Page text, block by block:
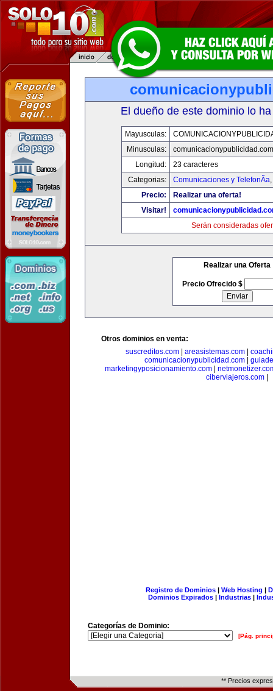
El dueño de este dominio lo
Mayusculas:
Minusculas:
comunicacionypublicidad.com
Longitud:
23 caracteres
Categorias:
Comunicaciones y TelefonÃ­a,
Precio:
Realizar una oferta!
Visitar!
Serán consideradas
Realizar una Oferta
Precio Ofrecido $
Otros dominios en venta:
suscreditos.com
areasistemas.com
comunicacionypublicidad.com
marketingyposicionamiento.com|
ciberviajeros.com
Registro de Dominios| Web Hosting |
Dominios Expirados | Industrias |
Categorías de Dominio:
[Pág.
** Precios